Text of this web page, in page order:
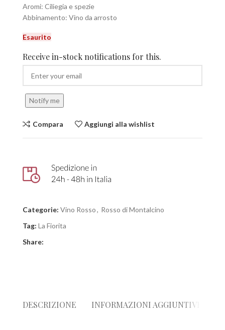
Aromi: Ciliegia e spezie
Abbinamento: Vino da arrosto
Esaurito
Receive in-stock notifications for this.
Notify me
Compara Aggiungi alla wishlist
Categorie: Vino Rosso, Rosso di Montalcino
Tag: La Fiorita
Share:
DESCRIZIONE INFORMAZIONI AGGIUNTIVE